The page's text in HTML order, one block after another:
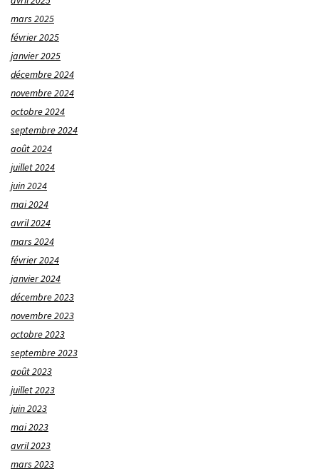
mars 2025
février 2025
janvier 2025
décembre 2024
novembre 2024
octobre 2024
septembre 2024
août 2024
juillet 2024
juin 2024
mai 2024
avril 2024
mars 2024
février 2024
janvier 2024
décembre 2023
novembre 2023
octobre 2023
septembre 2023
août 2023
juillet 2023
juin 2023
mai 2023
avril 2023
mars 2023